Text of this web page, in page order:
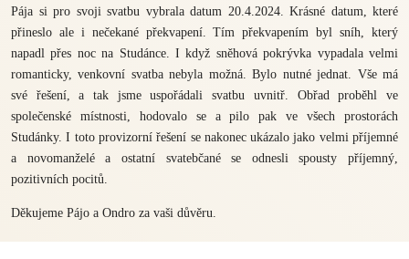
Pája si pro svoji svatbu vybrala datum 20.4.2024. Krásné datum, které
přineslo ale i nečekané překvapení. Tím překvapením byl sníh, který
napadl přes noc na Studánce. I když sněhová pokrývka vypadala velmi
romanticky, venkovní svatba nebyla možná. Bylo nutné jednat. Vše má
své řešení, a tak jsme uspořádali svatbu uvnitř. Obřad proběhl ve
společenské místnosti, hodovalo se a pilo pak ve všech prostorách
Studánky. I toto provizorní řešení se nakonec ukázalo jako velmi příjemné
a novomanželé a ostatní svatebčané se odnesli spousty příjemný,
pozitivních pocitů.
Děkujeme Pájo a Ondro za vaši důvěru.